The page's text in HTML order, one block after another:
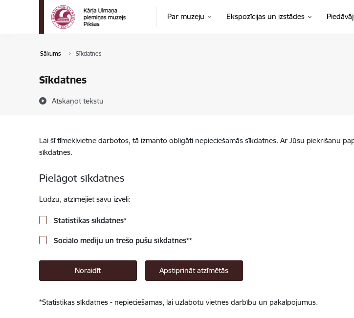
Pāriet uz lapas saturu
Par muzeju Ekspozīcijas un izstādes
Sākums Sīkdatnes
Sīkdatnes
Atskaņot tekstu
Lai šī tīmekļvietne darbotos, tā izmanto obligāti nepieciešamās sīkdatnes. Ar Jūsu piekrišanu
sīkdatnes.
Pielāgot sīkdatnes
Lūdzu, atzīmējiet savu izvēli:
Statistikas sīkdatnes*
Sociālo mediju un trešo pušu sīkdatnes**
Noraidīt Apstiprināt atzīmētās
*Statistikas sīkdatnes - nepieciešamas, lai uzlabotu vietnes darbību un pakalpojumus.